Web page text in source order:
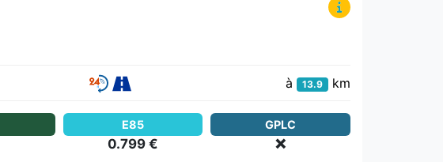
à 13.9 km
E85
0.799 €
GPLC
❌